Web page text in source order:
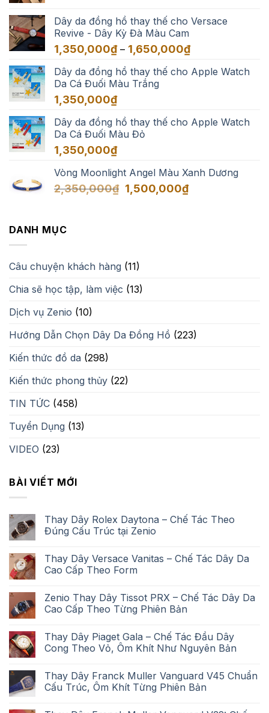
550,000₫
đến
3,500,000₫
Dây da đồng hồ thay thế cho Versace
Revive - Dây Kỳ Đà Màu Cam
1,350,000₫ – 1,650,000₫Khoảng
từ
Dây da đồng hồ thay thế cho Apple Watch
Da Cá Đuối Màu Trắng
1,350,000₫
Dây da đồng hồ thay thế cho Apple Watch
Da Cá Đuối Màu Đỏ
1,350,000₫
Vòng Moonlight Angel Màu Xanh Dương
2,350,000₫ Giá
1,500,000₫Giá
DANH MỤC
Câu chuyện khách hàng (11)
Chia sẽ học tập, làm việc (13)
Dịch vụ Zenio (10)
Hướng Dẫn Chọn Dây Da Đồng Hồ (223)
Kiến thức đồ da (298)
Kiến thức phong thủy (22)
TIN TỨC (458)
Tuyển Dụng (13)
VIDEO (23)
BÀI VIẾT MỚI
Thay Dây Rolex Daytona – Chế Tác Theo
Đúng Cấu Trúc tại Zenio
Thay Dây Versace Vanitas – Chế Tác Dây Da
Cao Cấp Theo Form
Zenio Thay Dây Tissot PRX – Chế Tác Dây Da
Cao Cấp Theo Từng Phiên Bản
Thay Dây Piaget Gala – Chế Tác Đầu Dây
Cong Theo Vỏ, Ôm Khít Như Nguyên Bản
Thay Dây Franck Muller Vanguard V45 Chuẩn
Cấu Trúc, Ôm Khít Từng Phiên Bản